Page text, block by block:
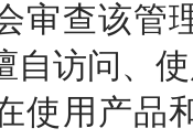
审查该管
自访问、
使用产品